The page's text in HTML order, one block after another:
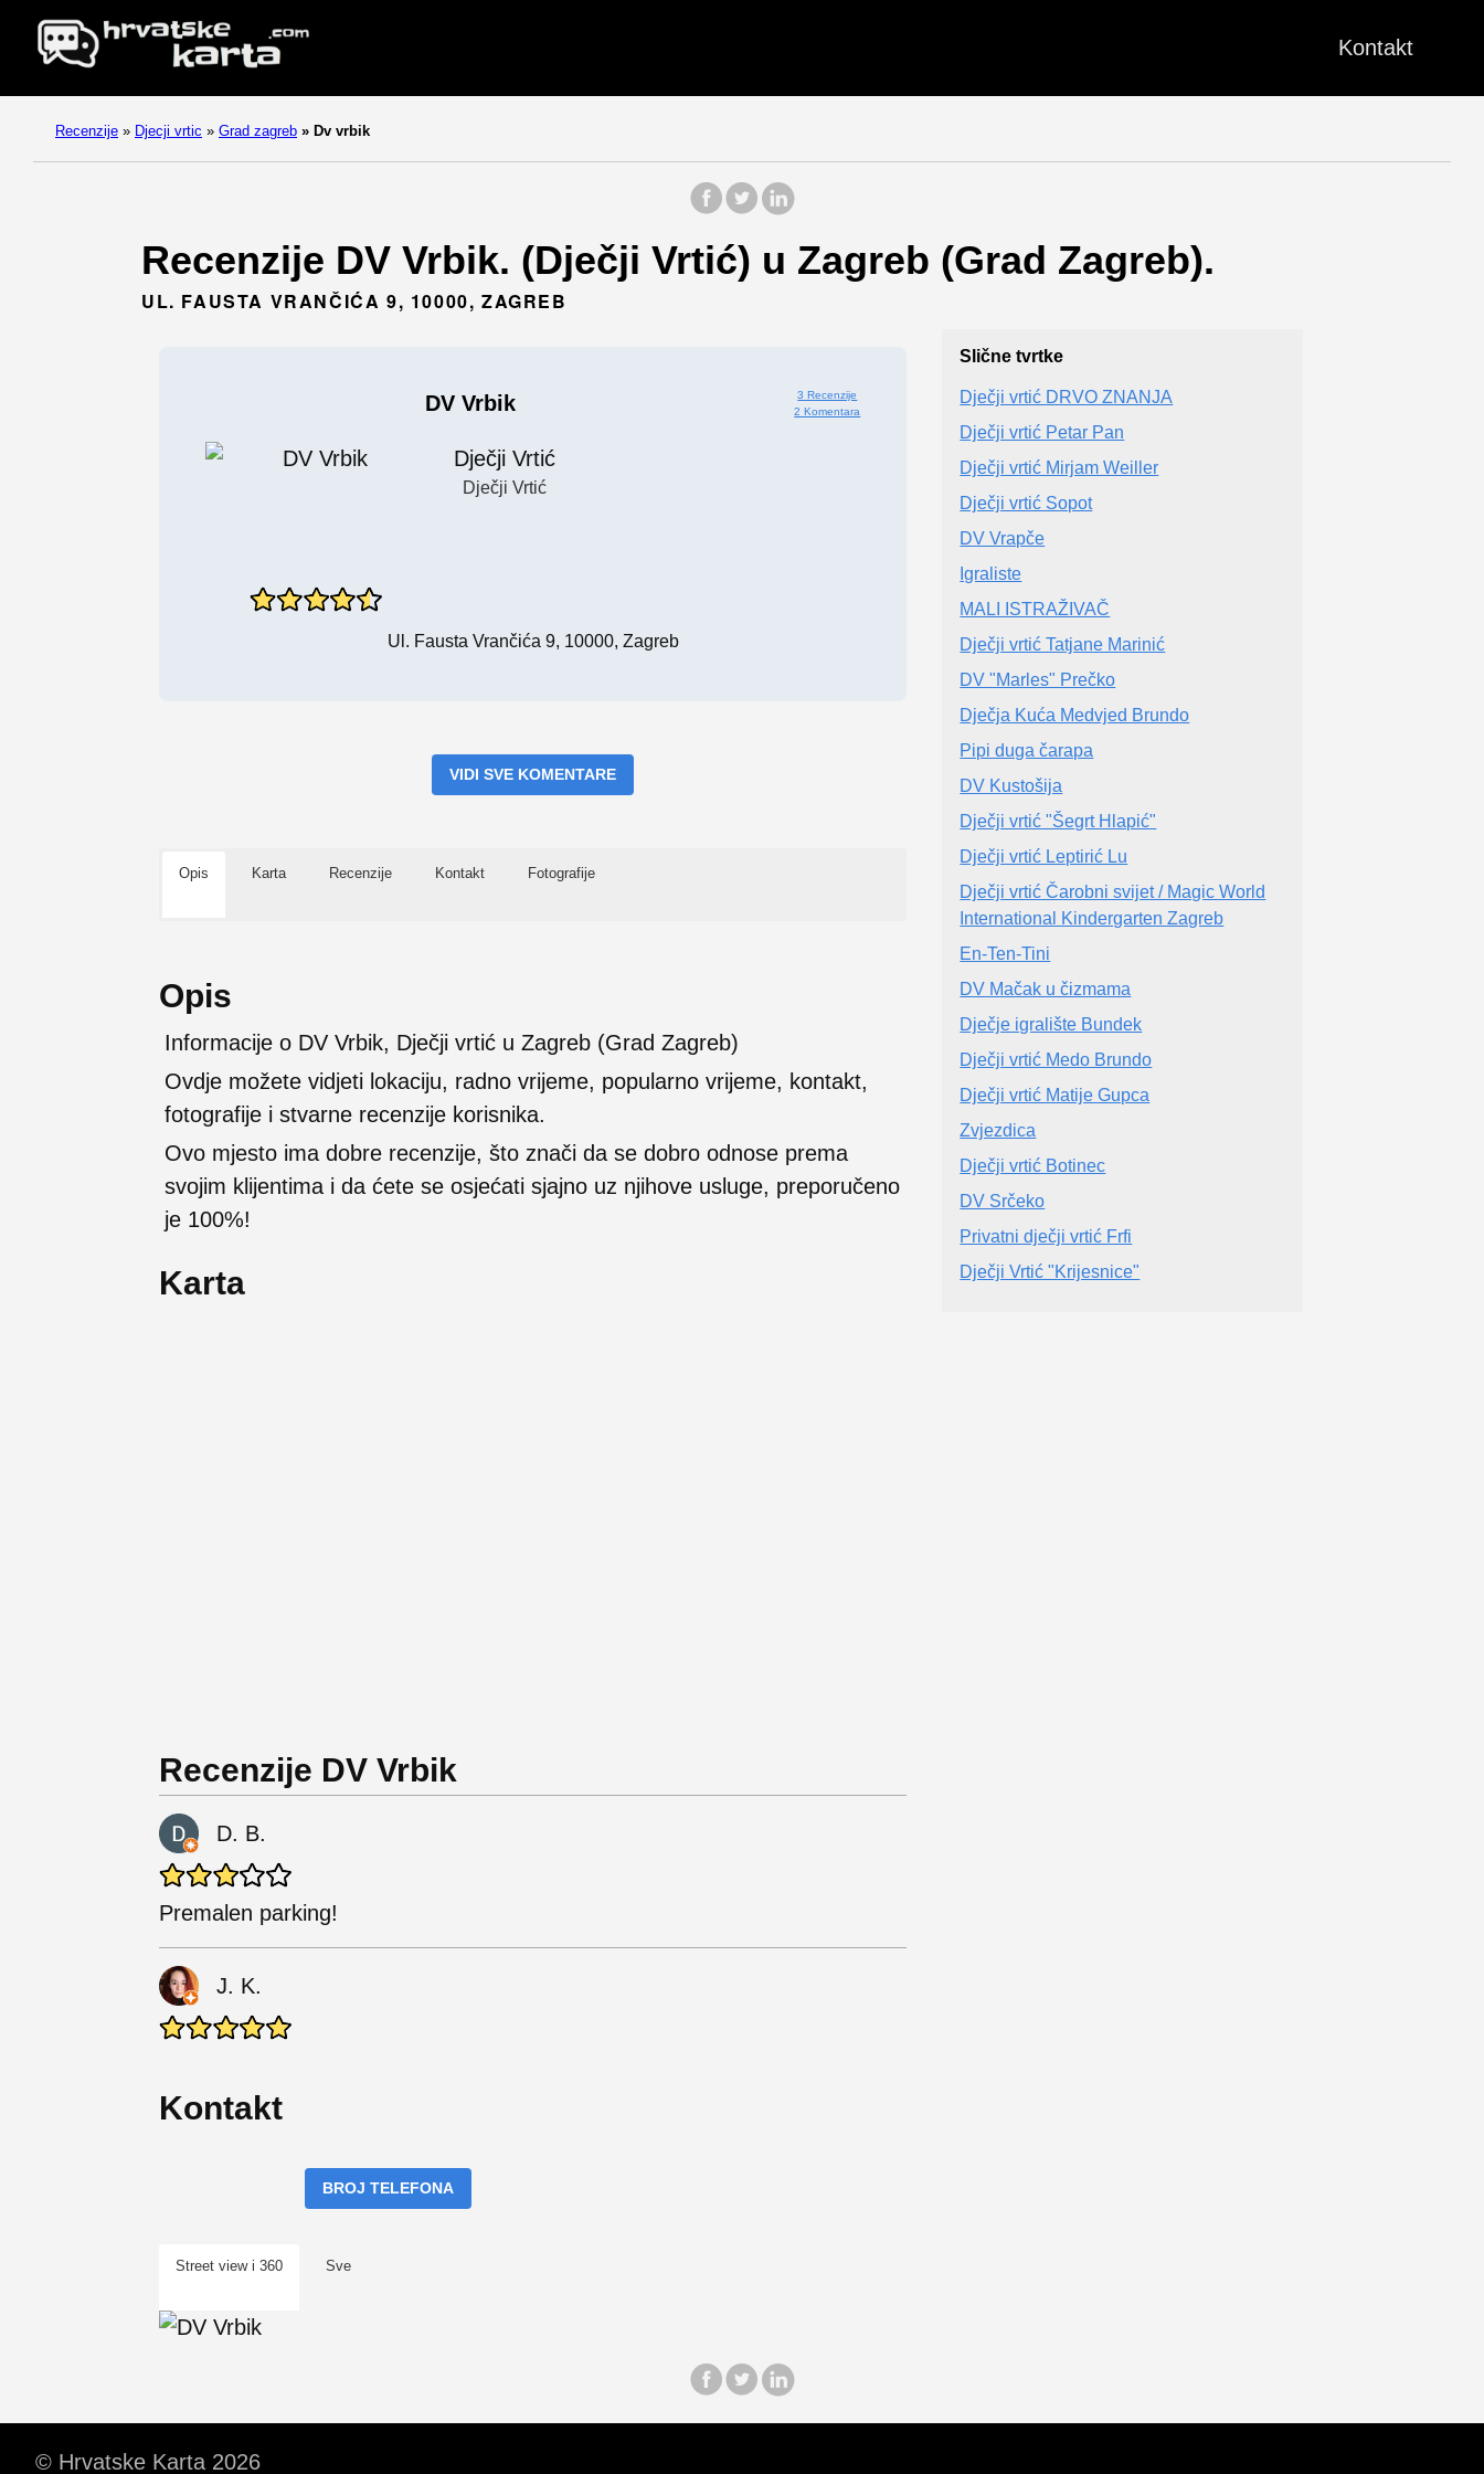
Kontakt
Recenzije » Djecji vrtic » Grad zagreb » Dv vrbik
Recenzije DV Vrbik. (Dječji Vrtić) u Zagreb (Grad Zagreb).
UL. FAUSTA VRANČIĆA 9, 10000, ZAGREB
DV Vrbik
3 Recenzije
2 Komentara
Dječji Vrtić
Dječji Vrtić
Ul. Fausta Vrančića 9, 10000, Zagreb
VIDI SVE KOMENTARE
Opis Karta Recenzije Kontakt Fotografije
Opis
Informacije o DV Vrbik, Dječji vrtić u Zagreb (Grad Zagreb)
Ovdje možete vidjeti lokaciju, radno vrijeme, popularno vrijeme, kontakt,
fotografije i stvarne recenzije korisnika.
Ovo mjesto ima dobre recenzije, što znači da se dobro odnose prema
svojim klijentima i da ćete se osjećati sjajno uz njihove usluge, preporučeno
je 100%!
Karta
Recenzije DV Vrbik
D. B.
Premalen parking!
J. K.
Kontakt
BROJ TELEFONA
Street view i 360 Sve
Slične tvrtke
Dječji vrtić DRVO ZNANJA
Dječji vrtić Petar Pan
Dječji vrtić Mirjam Weiller
Dječji vrtić Sopot
DV Vrapče
Igraliste
MALI ISTRAŽIVAČ
Dječji vrtić Tatjane Marinić
DV "Marles" Prečko
Dječja Kuća Medvjed Brundo
Pipi duga čarapa
DV Kustošija
Dječji vrtić "Šegrt Hlapić"
Dječji vrtić Leptirić Lu
Dječji vrtić Čarobni svijet / Magic World
International Kindergarten Zagreb
En-Ten-Tini
DV Mačak u čizmama
Dječje igralište Bundek
Dječji vrtić Medo Brundo
Dječji vrtić Matije Gupca
Zvjezdica
Dječji vrtić Botinec
DV Srčeko
Privatni dječji vrtić Frfi
Dječji Vrtić "Krijesnice"
© Hrvatske Karta 2026